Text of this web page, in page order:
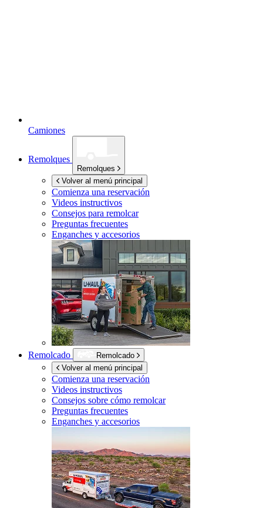
Camiones
Remolques
Remolques
Volver al menú principal
Comienza una reservación
Videos instructivos
Consejos para remolcar
Preguntas frecuentes
Enganches y accesorios
Remolcado
Remolcado
Volver al menú principal
Comienza una reservación
Videos instructivos
Consejos sobre cómo remolcar
Preguntas frecuentes
Enganches y accesorios